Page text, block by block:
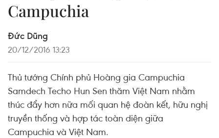
Campuchia
Đức Dũng
20/12/2016 13:23
Thủ tướng Chính phủ Hoàng gia Campuchia
Samdech Techo Hun Sen thăm Việt Nam nhằm
thúc đẩy hơn nữa mối quan hệ đoàn kết, hữu nghị
truyền thống và hợp tác toàn diện giữa
Campuchia và Việt Nam.